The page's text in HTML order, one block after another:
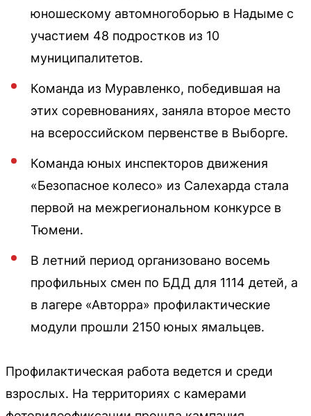
юношескому автомногоборью в Надыме с
участием 48 подростков из 10
муниципалитетов.
Команда из Муравленко, победившая на
этих соревнованиях, заняла второе место
на всероссийском первенстве в Выборге.
Команда юных инспекторов движения
«Безопасное колесо» из Салехарда стала
первой на межрегиональном конкурсе в
Тюмени.
В летний период организовано восемь
профильных смен по БДД для 1114 детей, а
в лагере «Авторра» профилактические
модули прошли 2150 юных ямальцев.
Профилактическая работа ведется и среди
взрослых. На территориях с камерами